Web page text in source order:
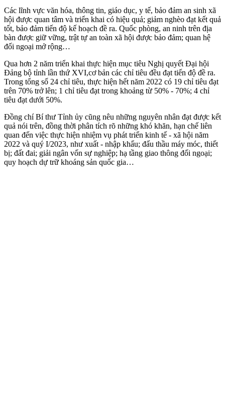
Các lĩnh vực văn hóa, thông tin, giáo dục, y tế, bảo đảm an sinh xã
hội được quan tâm và triển khai có hiệu quả; giảm nghèo đạt kết quả
tốt, bảo đảm tiến độ kế hoạch đề ra. Quốc phòng, an ninh trên địa
bàn được giữ vững, trật tự an toàn xã hội được bảo đảm; quan hệ
đối ngoại mở rộng…
Qua hơn 2 năm triển khai thực hiện mục tiêu Nghị quyết Đại hội
Đảng bộ tỉnh lần thứ XVI,cơ bản các chỉ tiêu đều đạt tiến độ đề ra.
Trong tổng số 24 chỉ tiêu, thực hiện hết năm 2022 có 19 chỉ tiêu đạt
trên 70% trở lên; 1 chỉ tiêu đạt trong khoảng từ 50% - 70%; 4 chỉ
tiêu đạt dưới 50%.
Đồng chí Bí thư Tỉnh ủy cũng nêu những nguyên nhân đạt được kết
quả nói trên, đồng thời phân tích rõ những khó khăn, hạn chế liên
quan đến việc thực hiện nhiệm vụ phát triển kinh tế - xã hội năm
2022 và quý I/2023, như xuất - nhập khẩu; đấu thầu máy móc, thiết
bị; đất đai; giải ngân vốn sự nghiệp; hạ tầng giao thông đối ngoại;
quy hoạch dự trữ khoáng sản quốc gia…